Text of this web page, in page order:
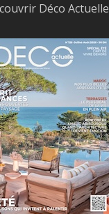
Déco Actuelle